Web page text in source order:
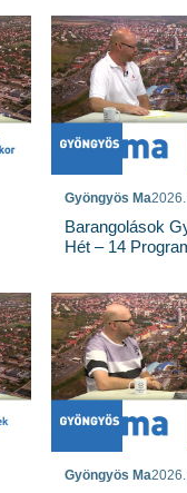
Gyöngyös Ma
Barangolások
Hét – 14
Gyöngyös Ma